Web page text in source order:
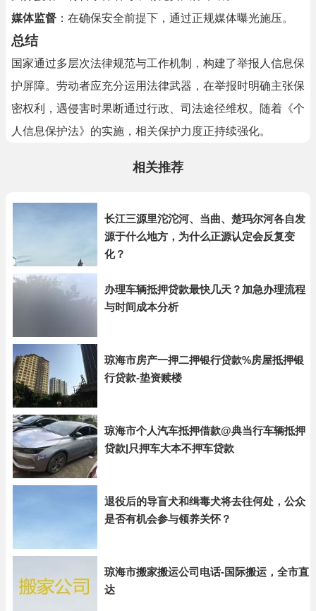
媒体监督 ：在确保安全前提下，通过正规媒体曝光施压。
总结
国家通过多层次法律规范与工作机制，构建了举报人信息保
护屏障。劳动者应充分运用法律武器，在举报时明确主张保
密权利，遇侵害时果断通过行政、司法途径维权。随着《个
人信息保护法》的实施，相关保护力度正持续强化。
相关推荐
长江三源里沱沱河、当曲、楚玛尔河各自发
源于什么地方，为什么正源认定会反复变
化？
办理车辆抵押贷款最快几天？加急办理流程
与时间成本分析
琼海市房产一押二押银行贷款%房屋抵押银
行贷款-垫资赎楼
琼海市个人汽车抵押借款@典当行车辆抵押
贷款|只押车大本不押车贷款
退役后的导盲犬和缉毒犬将去往何处，公众
是否有机会参与领养关怀？
琼海市搬家搬运公司电话-国际搬运，全市直
达